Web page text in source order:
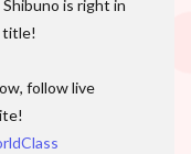
is right in
title!
follow live